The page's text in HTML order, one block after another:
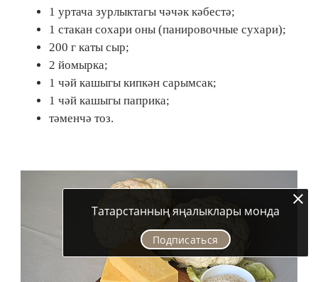
1 уртача зурлыктагы чәчәк кәбестә;
1 стакан сохари оны (панировочные сухари);
200 г каты сыр;
2 йомырка;
1 чәй кашыгы кипкән сарымсак;
1 чәй кашыгы паприка;
тәменчә тоз.
Татарстанның яңалыклары монда
Подписаться